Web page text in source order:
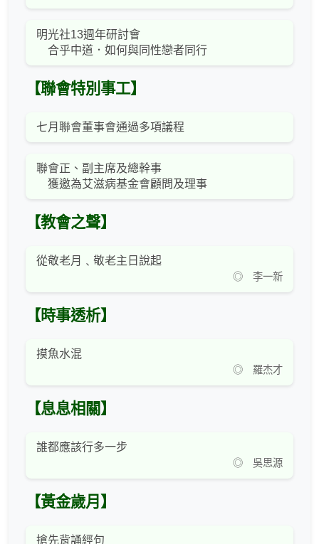
明光社13週年研討會
合乎中道．如何與同性戀者同行
【聯會特別事工】
七月聯會董事會通過多項議程
聯會正、副主席及總幹事
獲邀為艾滋病基金會顧問及理事
【教會之聲】
從敬老月﹑敬老主日說起
◎ 李一新
【時事透析】
摸魚水混
◎ 羅杰才
【息息相關】
誰都應該行多一步
◎ 吳思源
【黃金歲月】
搶先背誦經句